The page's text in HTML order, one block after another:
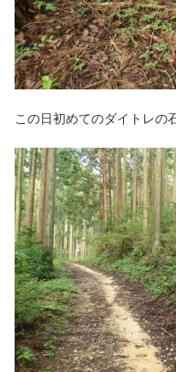
この日初めてのダイトレの